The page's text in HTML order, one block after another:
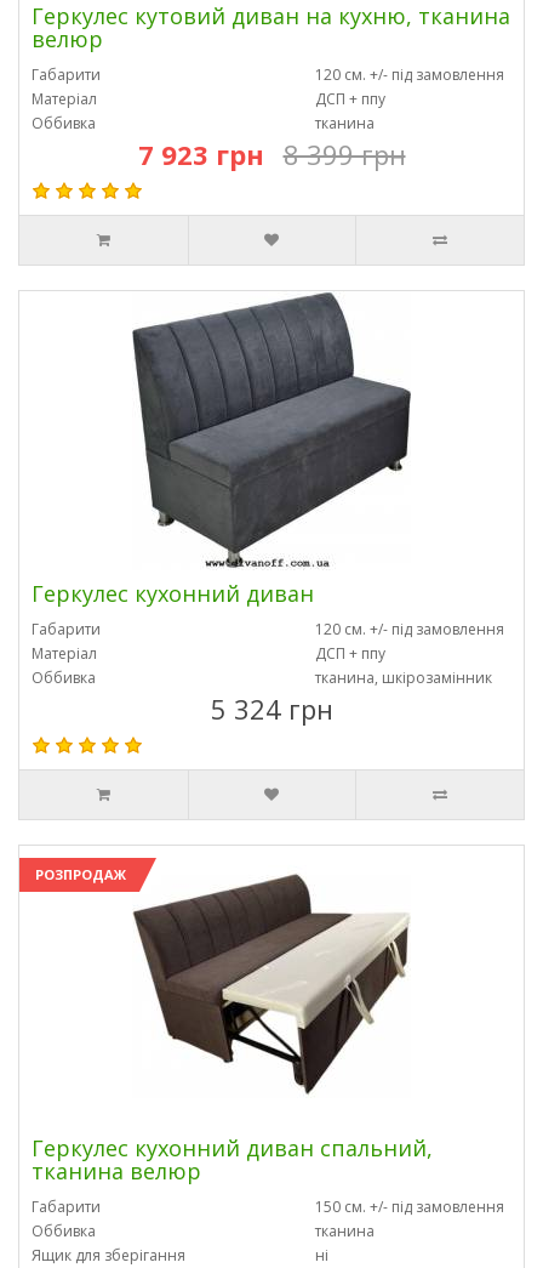
Геркулес кутовий диван на кухню, тканина
велюр
Габарити
120 см. +/- під замовлення
Матеріал
ДСП + ппу
Оббивка
тканина
7 923 грн 8 399 грн
Геркулес кухонний диван
Габарити
120 см. +/- під замовлення
Матеріал
ДСП + ппу
Оббивка
тканина, шкірозамінник
5 324 грн
РОЗПРОДАЖ
Геркулес кухонний диван спальний,
тканина велюр
Габарити
150 см. +/- під замовлення
Оббивка
тканина
Ящик для зберігання
ні